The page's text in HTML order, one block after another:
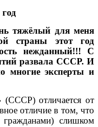
тяжёлый для меня
страны этот год
нежданный!!! С
развала СССР. И
многие эксперты и
(СССР) отличается от
отличие в том, что
слишком